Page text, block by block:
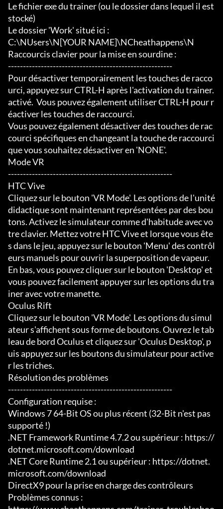
Le fichier exe du trainer (ou le dossier dans lequel il est
stocké)
Le dossier 'Work' situé ici :
C:\NUsers\N[YOUR NAME]\NCheathappens\N
Raccourcis clavier pour la mise en sourdine :
-------------------------------------------------------
Pour désactiver temporairement les touches de racco
urci, appuyez sur CTRL-H après l'activation du trainer.
activé.  Vous pouvez également utiliser CTRL-H pour r
éactiver les touches de raccourci.
Vous pouvez également désactiver des touches de rac
courci spécifiques en changeant la touche de raccourci
que vous souhaitez désactiver en 'NONE'.
Mode VR
-------------------------------------------------------
HTC Vive
Cliquez sur le bouton 'VR Mode'. Les options de l'unité
didactique sont maintenant représentées par des bou
tons. Activez le simulateur comme d'habitude avec vo
tre clavier. Mettez votre HTC Vive et lorsque vous ête
s dans le jeu, appuyez sur le bouton 'Menu' des contrôl
eurs manuels pour ouvrir la superposition de vapeur.
En bas, vous pouvez cliquer sur le bouton 'Desktop' et
vous pouvez facilement appuyer sur les options du tra
iner avec votre manette.
Oculus Rift
Cliquez sur le bouton 'VR Mode'. Les options du simul
ateur s'affichent sous forme de boutons. Ouvrez le tab
leau de bord Oculus et cliquez sur 'Oculus Desktop', p
uis appuyez sur les boutons du simulateur pour active
r les triches.
Résolution des problèmes
-------------------------------------------------------
Configuration requise :
Windows 7 64-Bit OS ou plus récent (32-Bit n'est pas
supporté !)
.NET Framework Runtime 4.7.2 ou supérieur : https://
dotnet.microsoft.com/download
.NET Core Runtime 2.1 ou supérieur : https://dotnet.
microsoft.com/download
DirectX9 pour la prise en charge des contrôleurs
Problèmes connus :